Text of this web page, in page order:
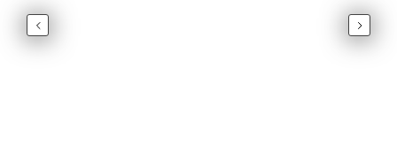
Previous Next